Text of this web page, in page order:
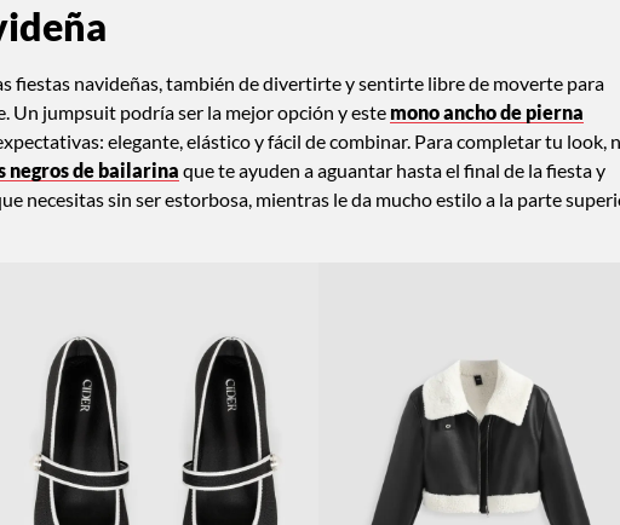
fiestas navideñas, también de divertirte y sentirte libre de moverte para
Un jumpsuit podría ser la mejor opción y este mono ancho de pierna
elegante, elástico y fácil de combinar. Para completar tu look,
negros de bailarina que te ayuden a aguantar hasta el final de la fiesta y
necesitas sin ser estorbosa, mientras le da mucho estilo a la parte